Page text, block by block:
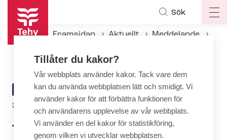
Hoppa
huvudinnehåll
Sök
Framsidan Aktuellt
Meddelande
ARTICLE
CATEGORY
MEDDELANDE
23.3.2022 | 7:22
Tehy: Ny arbetstidslag skulle
Tillåter du kakor?
Vår webbplats använder kakor. Tack vare dem
kan du använda webbplatsen lätt och smidigt. Vi
använder kakor för att förbättra funktionen för
och användarens upplevelse av vår webbplats.
Vi använder en del kakor för statistikföring,
genom vilken vi utvecklar webbplatsen.